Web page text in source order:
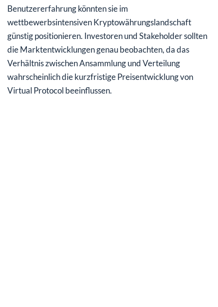
Benutzererfahrung könnten sie im
wettbewerbsintensiven Kryptowährungslandschaft
günstig positionieren. Investoren und Stakeholder sollten
die Marktentwicklungen genau beobachten, da das
Verhältnis zwischen Ansammlung und Verteilung
wahrscheinlich die kurzfristige Preisentwicklung von
Virtual Protocol beeinflussen.